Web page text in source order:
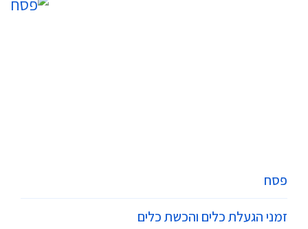
פסח
זמני הגעלת כלים והכשת כלים